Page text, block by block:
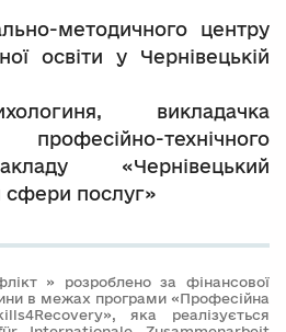
методичного центру
освіти у Чернівецькій
викладачка
технічного
«Чернівецький
сфери послуг»
» розроблено за фінансової
в межах програми «Професійна
яка реалізується